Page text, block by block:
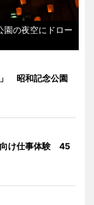
の夜空にドロー
」 昭和記念公園
向け仕事体験 45